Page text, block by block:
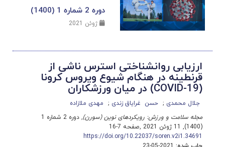
دوره 2 شماره 1 (1400)
ژوئن 2021
ارزیابی روانشناختی استرس ناشی از
قرنطینه در هنگام شیوع ویروس کرونا
(‏COVID-19‎‏) در ‏میان ‏ورزشکاران
جلال محمدی حسن ‏ غرایاق زندی
مهدی ملازاده
مجله سلامت و ورزش: رویکردهای نوین (سورن)
, دوره 2 شماره 1
(1400), 11 ژوئن 2021
,صفحه 7-16
https://doi.org/10.22037/soren.v2i1.34691